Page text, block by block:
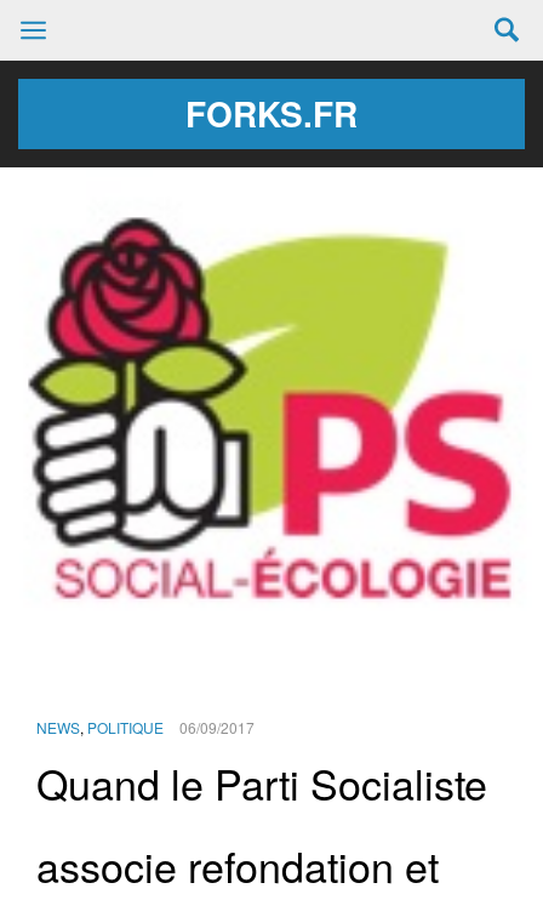
FORKS.FR
NEWS, POLITIQUE 06/09/2017
Quand le Parti Socialiste
associe refondation et